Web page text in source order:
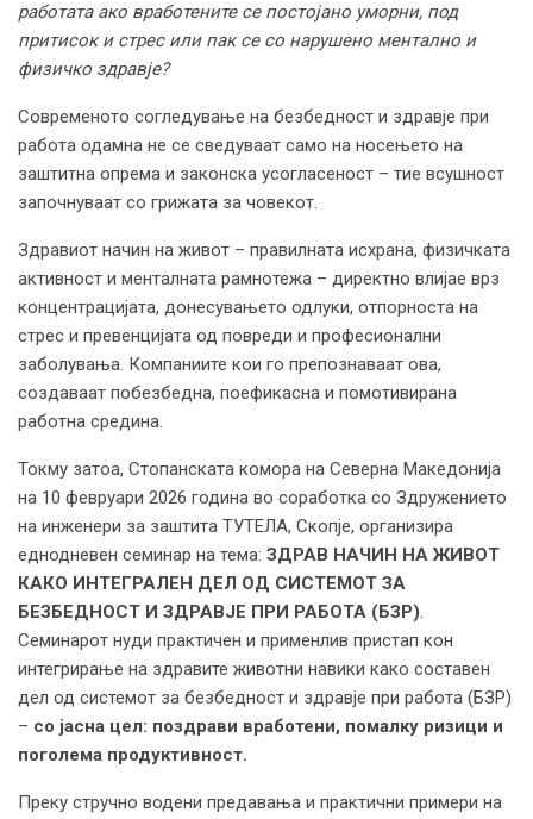
работата ако вработените се постојано уморни, под
притисок и стрес или пак се со нарушено ментално и
физичко здравје?
Современото согледување на безбедност и здравје при
работа одамна не се сведуваат само на носењето на
заштитна опрема и законска усогласеност – тие всушност
започнуваат со грижата за човекот.
Здравиот начин на живот – правилната исхрана, физичката
активност и менталната рамнотежа – директно влијае врз
концентрацијата, донесувањето одлуки, отпорноста на
стрес и превенцијата од повреди и професионални
заболувања. Компаниите кои го препознаваат ова,
создаваат побезбедна, поефикасна и помотивирана
работна средина.
Токму затоа, Стопанската комора на Северна Македонија
на 10 февруари 2026 година во соработка со Здружението
на инженери за заштита ТУТЕЛА, Скопје, организира
еднодневен семинар на тема: ЗДРАВ НАЧИН НА ЖИВОТ
КАКО ИНТЕГРАЛЕН ДЕЛ ОД СИСТЕМОТ ЗА
БЕЗБЕДНОСТ И ЗДРАВЈЕ ПРИ РАБОТА (БЗР).
Семинарот нуди практичен и применлив пристап кон
интегрирање на здравите животни навики како составен
дел од системот за безбедност и здравје при работа (БЗР)
– со јасна цел: поздрави вработени, помалку ризици и
поголема продуктивност.
Преку стручно водени предавања и практични примери на